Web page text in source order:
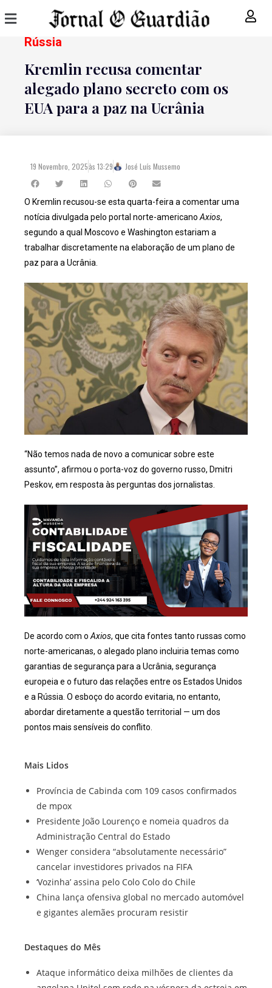
Rússia
Kremlin recusa comentar
alegado plano secreto com os
EUA para a paz na Ucrânia
19 Novembro, 2025às 13:29 José Luís Mussemo
O Kremlin recusou-se esta quarta-feira a comentar uma
notícia divulgada pelo portal norte-americano Axios,
segundo a qual Moscovo e Washington estariam a
trabalhar discretamente na elaboração de um plano de
paz para a Ucrânia.
“Não temos nada de novo a comunicar sobre este
assunto”, afirmou o porta-voz do governo russo, Dmitri
Peskov, em resposta às perguntas dos jornalistas.
De acordo com o Axios, que cita fontes tanto russas como
norte-americanas, o alegado plano incluiria temas como
garantias de segurança para a Ucrânia, segurança
europeia e o futuro das relações entre os Estados Unidos
e a Rússia. O esboço do acordo evitaria, no entanto,
abordar diretamente a questão territorial — um dos
pontos mais sensíveis do conflito.
Mais Lidos
Província de Cabinda com 109 casos confirmados
de mpox
Presidente João Lourenço e nomeia quadros da
Administração Central do Estado
Wenger considera “absolutamente necessário”
cancelar investidores privados na FIFA
‘Vozinha’ assina pelo Colo Colo do Chile
China lança ofensiva global no mercado automóvel
e gigantes alemães procuram resistir
Destaques do Mês
Ataque informático deixa milhões de clientes da